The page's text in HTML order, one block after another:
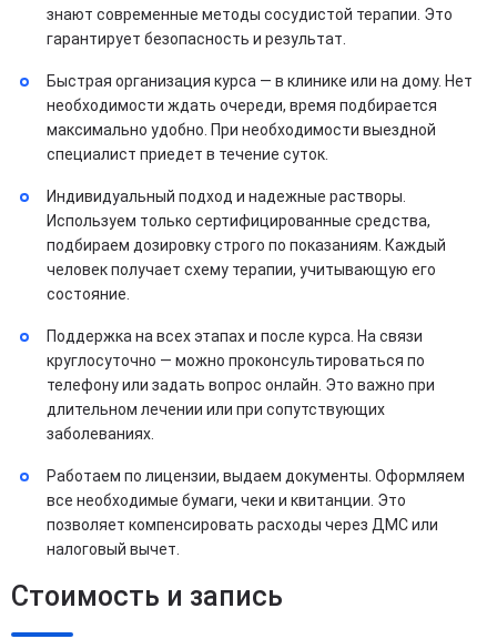
знают современные методы сосудистой терапии. Это
гарантирует безопасность и результат.
Быстрая организация курса — в клинике или на дому. Нет
необходимости ждать очереди, время подбирается
максимально удобно. При необходимости выездной
специалист приедет в течение суток.
Индивидуальный подход и надежные растворы.
Используем только сертифицированные средства,
подбираем дозировку строго по показаниям. Каждый
человек получает схему терапии, учитывающую его
состояние.
Поддержка на всех этапах и после курса. На связи
круглосуточно — можно проконсультироваться по
телефону или задать вопрос онлайн. Это важно при
длительном лечении или при сопутствующих
заболеваниях.
Работаем по лицензии, выдаем документы. Оформляем
все необходимые бумаги, чеки и квитанции. Это
позволяет компенсировать расходы через ДМС или
налоговый вычет.
Стоимость и запись